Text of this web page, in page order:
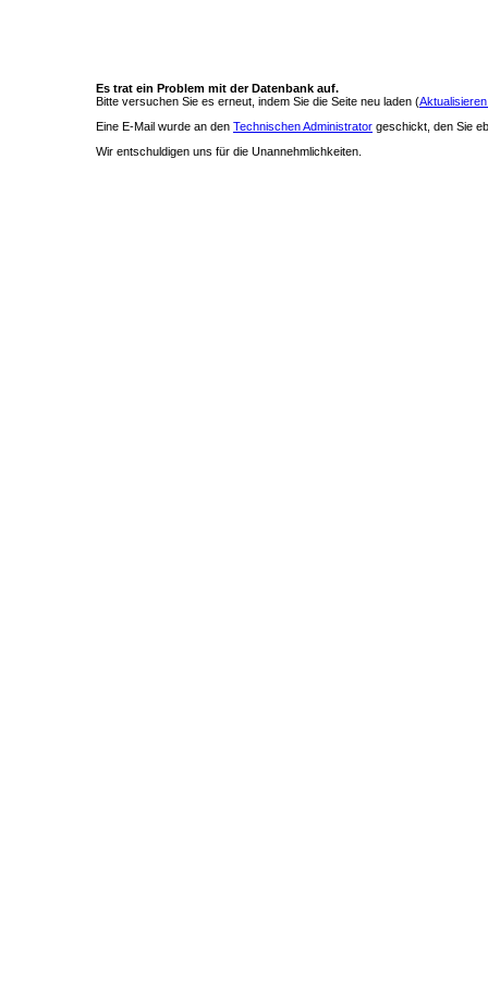
Es trat ein Problem mit der Datenbank auf.
Bitte versuchen Sie es erneut, indem Sie die Seite neu laden (
Eine E-Mail wurde an den Technischen Administrator geschickt, den Sie
Wir entschuldigen uns für die Unannehmlichkeiten.